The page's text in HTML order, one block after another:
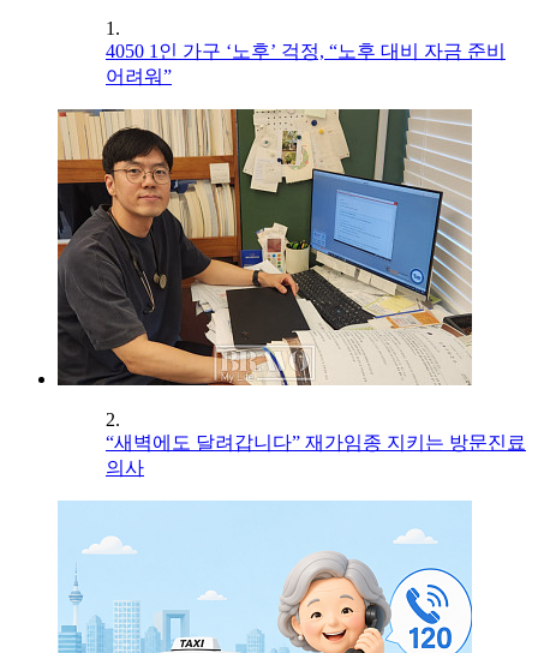
1.
4050 1인 가구 ‘노후’ 걱정, “노후 대비 자금 준비
어려워”
2.
“새벽에도 달려갑니다” 재가임종 지키는 방문진료
의사